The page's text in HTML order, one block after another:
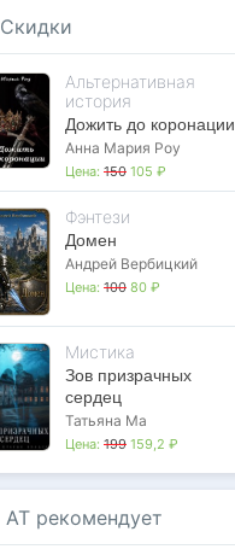
Скидки
Альтернативная
история
Дожить до коронации
Анна Мария Роу
Цена: 150 105 ₽
Фэнтези
Домен
Андрей Вербицкий
Цена: 100 80 ₽
Мистика
Зов призрачных
сердец
Татьяна Ма
Цена: 199 159,2 ₽
AT рекомендует